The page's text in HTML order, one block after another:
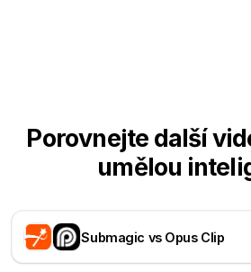
Porovnejte další
umělou
Submagic vs Opus Clip